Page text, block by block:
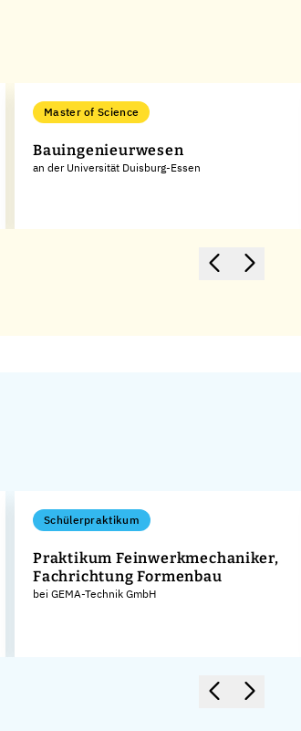
Master of Science
Bauingenieurwesen
an der Universität Duisburg-Essen
Schülerpraktikum
Praktikum Feinwerkmechaniker,
Fachrichtung Formenbau
bei GEMA-Technik GmbH